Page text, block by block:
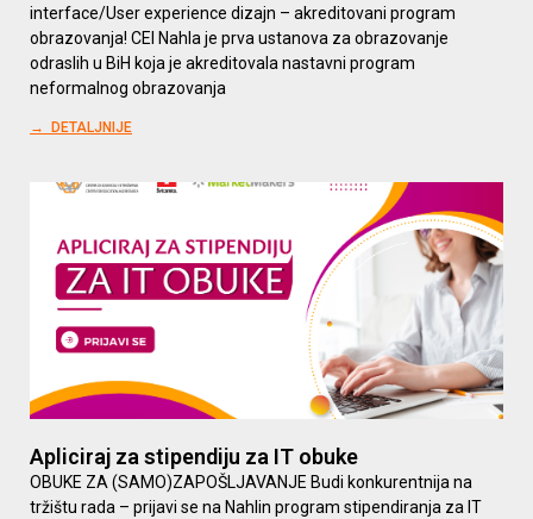
interface/User experience dizajn – akreditovani program
obrazovanja! CEI Nahla je prva ustanova za obrazovanje
odraslih u BiH koja je akreditovala nastavni program
neformalnog obrazovanja
→ DETALJNIJE
Apliciraj za stipendiju za IT obuke
OBUKE ZA (SAMO)ZAPOŠLJAVANJE Budi konkurentnija na
tržištu rada – prijavi se na Nahlin program stipendiranja za IT